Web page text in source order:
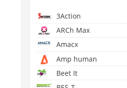
3Action
ARCh Max
Amacx
Amp human
Beet It